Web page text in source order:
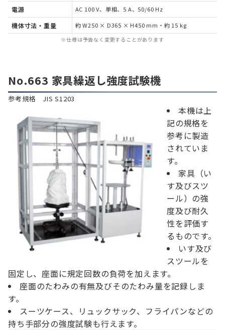
電源 AC 100 V、単相、5 A、50/60 Hz
機体寸法・重量 約 W250 × D365 × H450 mm・約 15 kg
※仕様は予告なく変更することがあります
No.663 家具繰返し強度試験機
参考規格 JIS S1203
本機は上
記の規格を
参考に製造
されていま
す。
家具（い
す及びスツ
ール）の強
度及び耐久
性を評価す
るものです。
いす及び
スツールを
固定し、座面に規定回数の負荷を加えます。
座面のたわみの有無及びそのたわみ量を記録しま
す。
スーツケース、リュックサック、フライパンなどの
持ち手部分の強度試験も行えます。